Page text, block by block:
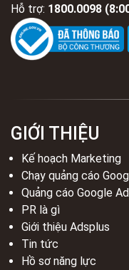
Hỗ trợ: 1800.0098
GIỚI THIỆU
Kế hoạch Marketing
Chạy quảng cáo
Quảng cáo Google
PR là gì
Giới thiệu Adsplus
Tin tức
Hồ sơ năng lực